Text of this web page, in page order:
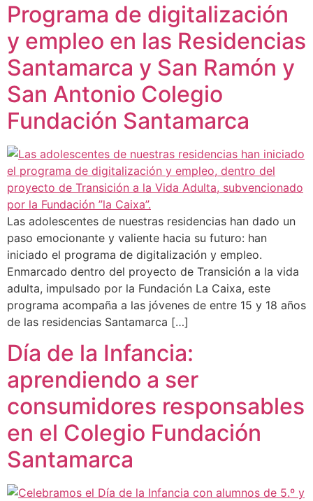
Programa de digitalización
y empleo en las Residencias
Santamarca y San Ramón y
San Antonio Colegio
Fundación Santamarca
Las adolescentes de nuestras residencias han dado un
paso emocionante y valiente hacia su futuro: han
iniciado el programa de digitalización y empleo.
Enmarcado dentro del proyecto de Transición a la vida
adulta, impulsado por la Fundación La Caixa, este
programa acompaña a las jóvenes de entre 15 y 18 años
de las residencias Santamarca […]
Día de la Infancia:
aprendiendo a ser
consumidores responsables
en el Colegio Fundación
Santamarca